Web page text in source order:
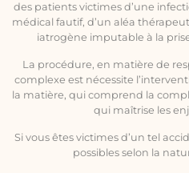
des patients victimes d’une
médical fautif, d’un aléa
iatrogène imputable à la
La procédure, en matière de
complexe est nécessite
la matière, qui comprend la
qui maîtrise les
Si vous êtes victimes d’un tel
possibles selon la